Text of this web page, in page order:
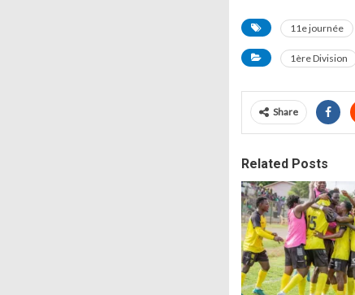
11e journée
1ère Division
Share
Related Posts